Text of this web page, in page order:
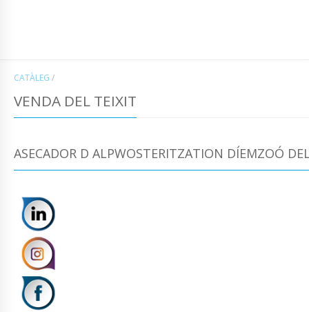
CATÀLEG /
VENDA DEL TEIXIT
ASECADOR D ALPWOSTERITZATION DÍEMZOÓ